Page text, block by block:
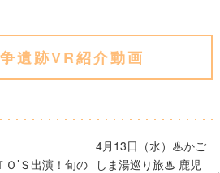
遺跡VR紹介動画
’Ｓ出演！旬の
4月13日（水）♨かご
しま湯巡り旅♨ 鹿児